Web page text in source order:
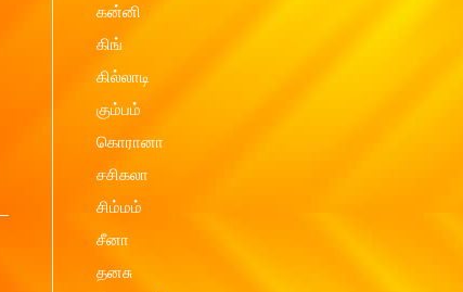
கன்னி
கிங்
கில்லாடி
கும்பம்
கொரானா
சசிகலா
சிம்மம்
சீனா
தனசு